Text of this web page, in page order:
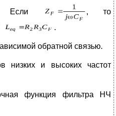
Если
, то
.
обратной связью.
низких и высоких частот
функция фильтра НЧ